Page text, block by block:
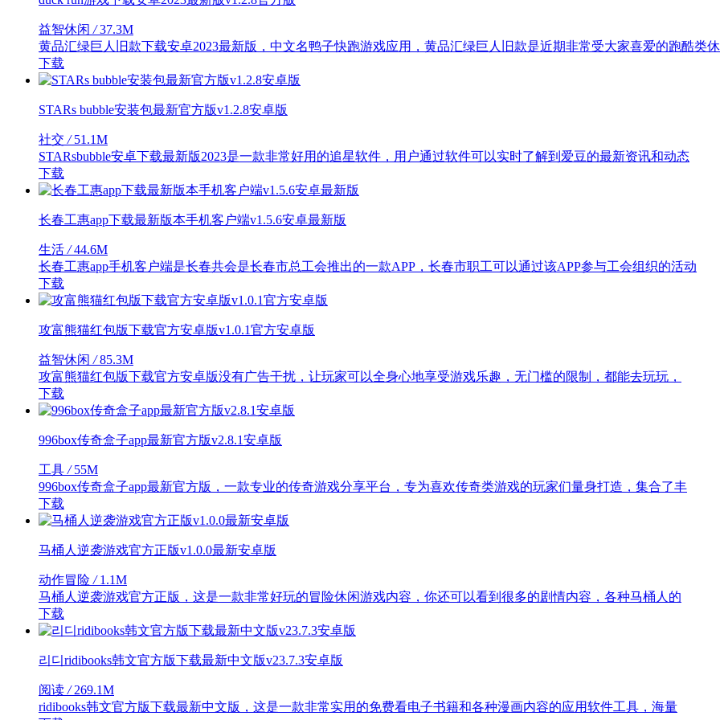
益智休闲 /37.3M
黄品汇绿巨人旧款下载安卓2023最新版，中文名鸭子快跑游戏应用，黄品汇绿巨人旧款是近期非常受大家喜爱的跑酷类
下载
STARs bubble安装包最新官方版v1.2.8安卓版
社交 /51.1M
STARsbubble安卓下载最新版2023是一款非常好用的追星软件，用户通过软件可以实时了解到爱豆的最新资讯和动态
下载
长春工惠app下载最新版本手机客户端v1.5.6安卓最新版
生活 /44.6M
长春工惠app手机客户端是长春共会是长春市总工会推出的一款APP，长春市职工可以通过该APP参与工会组织的活动
下载
攻富熊猫红包版下载官方安卓版v1.0.1官方安卓版
益智休闲 /85.3M
攻富熊猫红包版下载官方安卓版没有广告干扰，让玩家可以全身心地享受游戏乐趣，无门槛的限制，都能去玩玩，
下载
996box传奇盒子app最新官方版v2.8.1安卓版
工具 /55M
996box传奇盒子app最新官方版，一款专业的传奇游戏分享平台，专为喜欢传奇类游戏的玩家们量身打造，集合了丰
下载
马桶人逆袭游戏官方正版v1.0.0最新安卓版
动作冒险 /1.1M
马桶人逆袭游戏官方正版，这是一款非常好玩的冒险休闲游戏内容，你还可以看到很多的剧情内容，各种马桶人的
下载
리디ridibooks韩文官方版下载最新中文版v23.7.3安卓版
阅读 /269.1M
ridibooks韩文官方版下载最新中文版，这是一款非常实用的免费看电子书籍和各种漫画内容的应用软件工具，海量